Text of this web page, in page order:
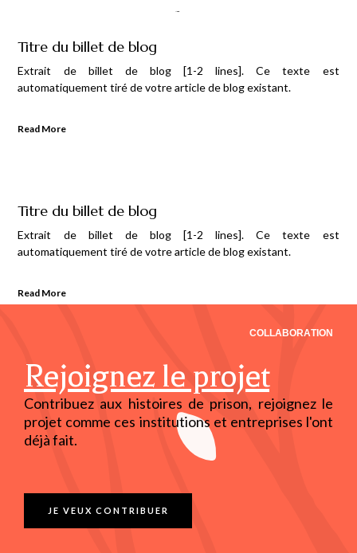
Titre du billet de blog
Extrait de billet de blog [1-2 lines]. Ce texte est
automatiquement tiré de votre article de blog existant.
Read More
Titre du billet de blog
Extrait de billet de blog [1-2 lines]. Ce texte est
automatiquement tiré de votre article de blog existant.
Read More
COLLABORATION
Rejoignez le projet
Contribuez aux histoires de prison, rejoignez le
projet comme ces institutions et entreprises l'ont
déjà fait.
JE VEUX CONTRIBUER